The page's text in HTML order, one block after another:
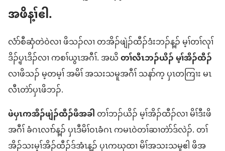
အဖိန့ၢ်ဧါ.
လံာ်စီဆှံတဲဝဲလၢ ဖိသၣ်လၢ တအိၣ်ဖျဲၣ်ထီၣ်ဒံးဘၣ်န့ၣ် မ့ၢ်တၢ်လုၢ်
ဒိၣ်ပှ့ၤဒိၣ်လၢ ကစၢ်ယွၤအဂီၢ်. အဃိတၢ်လီၤဘၣ်ယိၣ် မ့ၢ်အိၣ်ထီၣ်
လၢဖိသၣ် မ့တမ့ၢ် အမိၢ် အသးသမူအဂီၢ် သနာ်က့ ပှၤတကြၢး မၤ
လီၤတဲာ်ပှၤဖိဘၣ်.
ဖဲပှၤကအိၣ်ဖျဲၣ်ထီၣ်ဖိအခါတၢ်ဘၣ်ယိၣ် မ့ၢ်အိၣ်ထီၣ်လၢ မိၢ်ဒီးဖိ
အဂီၢ် ခံဂၤလၢာ်န့ၣ် ပှၤဒီမိၢ်ဝၤခံဂၤ ကမၤဝဲတၢ်ဆၢတဲာ်ဒ်လဲၣ်. တၢ်
အိၣ်သးမ့ၢ်အိၣ်ထီၣ်ဒ်အံၤန့ၣ် ပှၤကဃုထၢ မိၢ်အသးသမူဧါ ဖိအ